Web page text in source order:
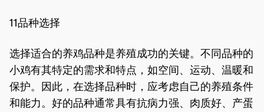
11品种选择
选择适合的养鸡品种是养殖成功的关键。不同品种的
小鸡有其特定的需求和特点，如空间、运动、温暖和
保护。因此，在选择品种时，应考虑自己的养殖条件
和能力。好的品种通常具有抗病力强、肉质好、产蛋